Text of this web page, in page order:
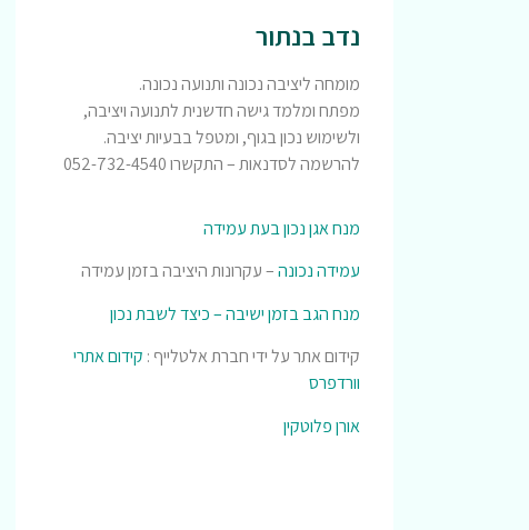
נדב בנתור
מומחה ליציבה נכונה ותנועה נכונה.
מפתח ומלמד גישה חדשנית לתנועה ויציבה,
ולשימוש נכון בגוף, ומטפל בבעיות יציבה.
להרשמה לסדנאות – התקשרו 052-732-4540
מנח אגן נכון בעת עמידה
עמידה נכונה– עקרונות היציבה בזמן עמידה
מנח הגב בזמן ישיבה – כיצד לשבת נכון
קידום אתר על ידי חברת אלטלייף : קידום אתרי
וורדפרס
אורן פלוטקין